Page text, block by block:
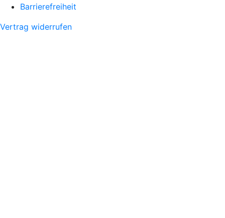
Barrierefreiheit
Vertrag widerrufen